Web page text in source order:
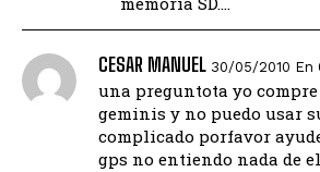
CESAR MANUEL 30/05/2010 En
una preguntota yo
geminis y no puedo usar
complicado porfavor
gps no entiendo nada de